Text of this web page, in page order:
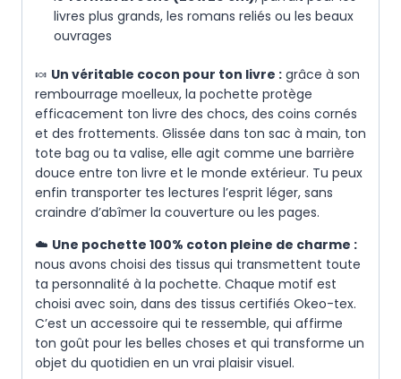
livres plus grands, les romans reliés ou les beaux
ouvrages
🍬 Un véritable cocon pour ton livre : grâce à son
rembourrage moelleux, la pochette protège
efficacement ton livre des chocs, des coins cornés
et des frottements. Glissée dans ton sac à main, ton
tote bag ou ta valise, elle agit comme une barrière
douce entre ton livre et le monde extérieur. Tu peux
enfin transporter tes lectures l’esprit léger, sans
craindre d’abîmer la couverture ou les pages.
☁️ Une pochette 100% coton pleine de charme :
nous avons choisi des tissus qui transmettent toute
ta personnalité à la pochette. Chaque motif est
choisi avec soin, dans des tissus certifiés Okeo-tex.
C’est un accessoire qui te ressemble, qui affirme
ton goût pour les belles choses et qui transforme un
objet du quotidien en un vrai plaisir visuel.